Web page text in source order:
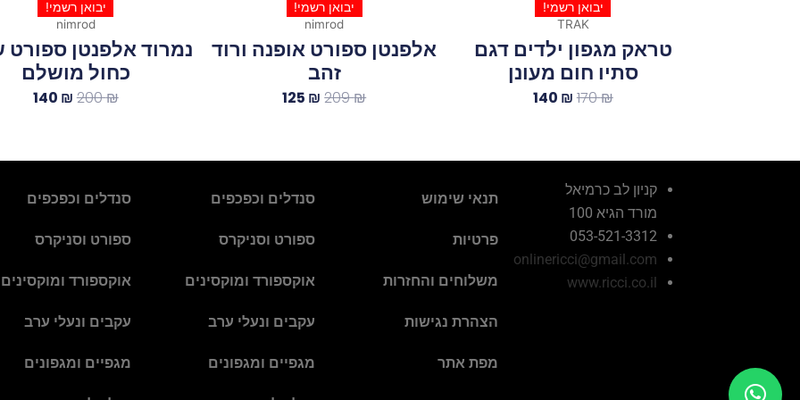
יבואן רשמי!
TRAK
טראק מגפון ילדים דגם
סתיו חום מעונן
170₪
140 ₪
יבואן רשמי!
nimrod
אלפנטן ספורט אופנה ורוד
זהב
209₪
125 ₪
יבואן רשמי!
nimrod
נמרוד אלפנטן ספורט
כחול מושלם
200₪
140 ₪
קניון לב כרמיאל
מורד הגיא 100
053-521-3312
onlinericci@gmail.com
www.ricci.co.il
תנאי שימוש
פרטיות
משלוחים והחזרות
הצהרת נגישות
מפת אתר
סנדלים וכפכפים
ספורט וסניקרס
אוקספורד ומוקסינים
עקבים ונעלי ערב
מגפיים ומגפונים
סנדלים וכפכפים
ספורט וסניקרס
אוקספורד ומוקסינים
עקבים ונעלי ערב
מגפיים ומגפונים